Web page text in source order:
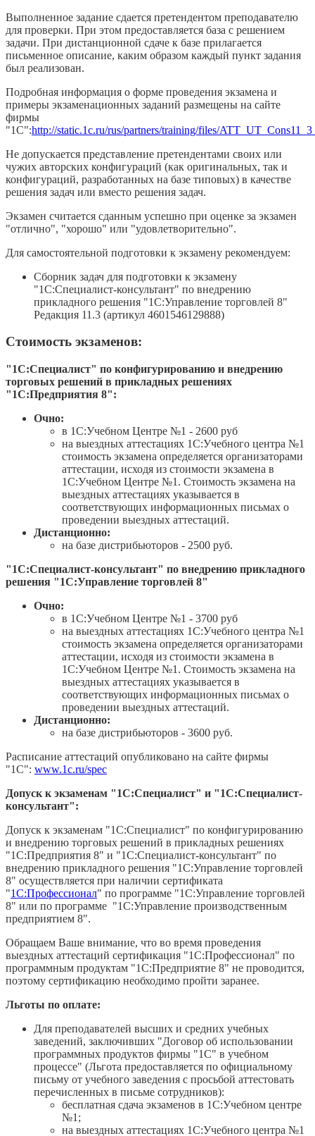
Выполненное задание сдается претендентом преподавателю
для проверки. При этом предоставляется база с решением
задачи. При дистанционной сдаче к базе прилагается
письменное описание, каким образом каждый пункт задания
был реализован.
Подробная информация о форме проведения экзамена и
примеры экзаменационных заданий размещены на сайте
фирмы
"1С":http://static.1c.ru/rus/partners/training/files/
Не допускается представление претендентами своих или
чужих авторских конфигураций (как оригинальных, так и
конфигураций, разработанных на базе типовых) в качестве
решения задач или вместо решения задач.
Экзамен считается сданным успешно при оценке за экзамен
"отлично", "хорошо" или "удовлетворительно".
Для самостоятельной подготовки к экзамену рекомендуем:
Сборник задач для подготовки к экзамену
"1С:Специалист-консультант" по внедрению
прикладного решения "1С:Управление торговлей 8"
Редакция 11.3 (артикул 4601546129888)
Стоимость экзаменов:
"1С:Специалист" по конфигурированию и внедрению
торговых решений в прикладных решениях
"1С:Предприятия 8":
Очно:
в 1С:Учебном Центре №1 - 2600 руб
на выездных аттестациях 1С:Учебного центра №1
стоимость экзамена определяется организаторами
аттестации, исходя из стоимости экзамена в
1С:Учебном Центре №1. Стоимость экзамена на
выездных аттестациях указывается в
соответствующих информационных письмах о
проведении выездных аттестаций.
Дистанционно:
на базе дистрибьюторов - 2500 руб.
"1С:Специалист-консультант" по внедрению прикладного
решения "1С:Управление торговлей 8"
Очно:
в 1С:Учебном Центре №1 - 3700 руб
на выездных аттестациях 1С:Учебного центра №1
стоимость экзамена определяется организаторами
аттестации, исходя из стоимости экзамена в
1С:Учебном Центре №1. Стоимость экзамена на
выездных аттестациях указывается в
соответствующих информационных письмах о
проведении выездных аттестаций.
Дистанционно:
на базе дистрибьюторов - 3600 руб.
Расписание аттестаций опубликовано на сайте фирмы
"1С": www.1c.ru/spec
Допуск к экзаменам "1С:Специалист" и "1С:Специалист-
консультант":
Допуск к экзаменам "1С:Специалист" по конфигурированию
и внедрению торговых решений в прикладных решениях
"1С:Предприятия 8" и "1С:Специалист-консультант" по
внедрению прикладного решения "1С:Управление торговлей
8" осуществляется при наличии сертификата
"1С:Профессионал" по программе "1С:Управление торговлей
8" или по программе "1С:Управление производственным
предприятием 8".
Обращаем Ваше внимание, что во время проведения
выездных аттестаций сертификация "1С:Профессионал" по
программным продуктам "1С:Предприятие 8" не проводится,
поэтому сертификацию необходимо пройти заранее.
Льготы по оплате:
Для преподавателей высших и средних учебных
заведений, заключивших "Договор об использовании
программных продуктов фирмы "1С" в учебном
процессе" (Льгота предоставляется по официальному
письму от учебного заведения с просьбой аттестовать
перечисленных в письме сотрудников):
бесплатная сдача экзаменов в 1С:Учебном центре
№1;
на выездных аттестациях 1С:Учебного центра №1